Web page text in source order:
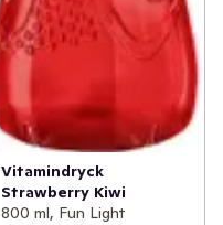
Vitamindryck
Strawberry Kiwi
800 ml, Fun Light